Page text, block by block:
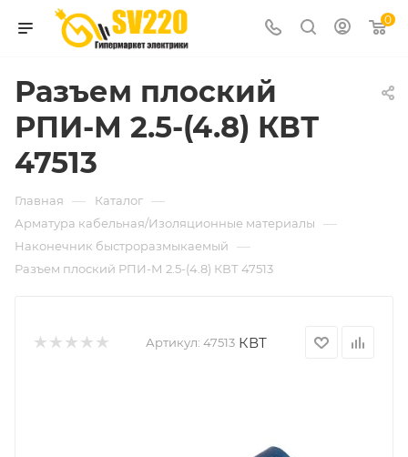
0
Разъем плоский
РПИ-М 2.5-(4.8) КВТ
47513
Главная — Каталог —
Арматура кабельная/Изоляционные материалы —
Наконечник быстроразмыкаемый —
Разъем плоский РПИ-М 2.5-(4.8) КВТ 47513
Артикул: 47513 КВТ